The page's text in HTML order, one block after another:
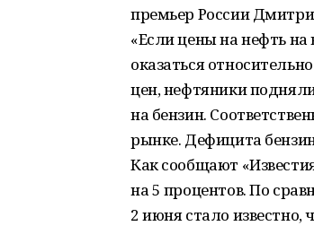
премьер России
«Если цены на нефть
оказаться
цен, нефтяники
на бензин.
рынке. Дефицита
Как сообщают
на 5 процентов. По
2 июня стало